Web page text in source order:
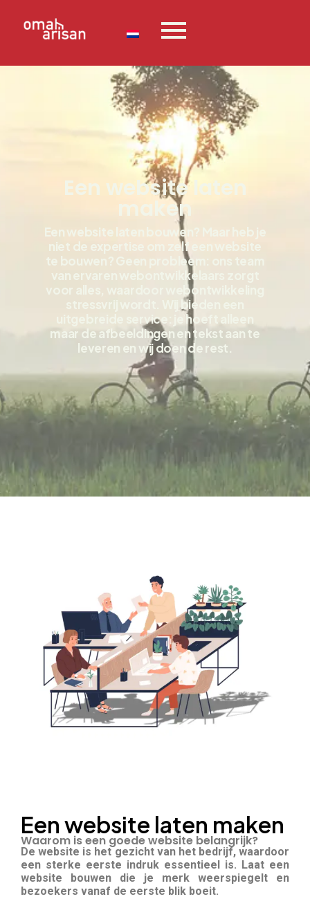
Een website laten
maken
Een website laten bouwen? Maar heb je
niet de expertise om zelf een website
te bouwen? Geen probleem: ons team
van ervaren webontwikkelaars zorgt
voor alles, waardoor webontwikkeling
stressvrij wordt. Wij bieden een
uitgebreide service: je hoeft alleen
maar de afbeeldingen en tekst aan te
leveren en wij doen de rest.
Een website laten maken
Waarom is een goede website belangrijk?
De website is het gezicht van het bedrijf, waardoor
een sterke eerste indruk essentieel is. Laat een
website bouwen die je merk weerspiegelt en
bezoekers vanaf de eerste blik boeit.